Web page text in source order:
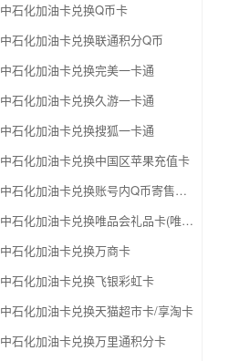
中石化加油卡兑换Q币卡
中石化加油卡兑换联通积分Q币
中石化加油卡兑换完美一卡通
中石化加油卡兑换久游一卡通
中石化加油卡兑换搜狐一卡通
中石化加油卡兑换中国区苹果充值卡
中石化加油卡兑换账号内Q币寄售（维护中）
中石化加油卡兑换唯品会礼品卡(唯品卡)
中石化加油卡兑换万商卡
中石化加油卡兑换飞银彩虹卡
中石化加油卡兑换天猫超市卡/享淘卡
中石化加油卡兑换万里通积分卡